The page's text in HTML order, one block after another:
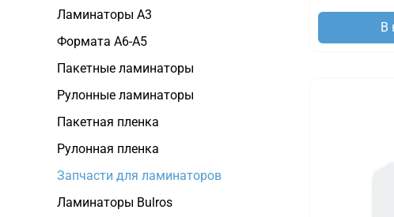
В
Ламинаторы A3
Формата A6-A5
Пакетные ламинаторы
Рулонные ламинаторы
Пакетная пленка
Рулонная пленка
Запчасти для ламинаторов
Ламинаторы Bulros